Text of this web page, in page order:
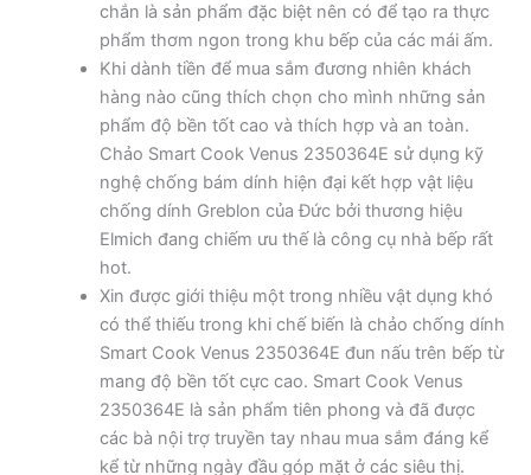
chắn là sản phẩm đặc biệt nên có để tạo ra thực
phẩm thơm ngon trong khu bếp của các mái ấm.
Khi dành tiền để mua sắm đương nhiên khách
hàng nào cũng thích chọn cho mình những sản
phẩm độ bền tốt cao và thích hợp và an toàn.
Chảo Smart Cook Venus 2350364E sử dụng kỹ
nghệ chống bám dính hiện đại kết hợp vật liệu
chống dính Greblon của Đức bởi thương hiệu
Elmich đang chiếm ưu thế là công cụ nhà bếp rất
hot.
Xin được giới thiệu một trong nhiều vật dụng khó
có thể thiếu trong khi chế biến là chảo chống dính
Smart Cook Venus 2350364E đun nấu trên bếp từ
mang độ bền tốt cực cao. Smart Cook Venus
2350364E là sản phẩm tiên phong và đã được
các bà nội trợ truyền tay nhau mua sắm đáng kể
kể từ những ngày đầu góp mặt ở các siêu thị.